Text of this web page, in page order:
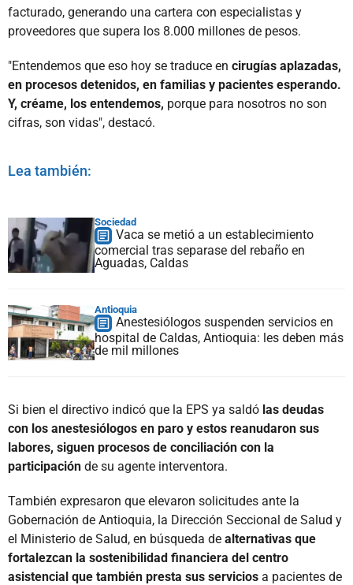
facturado, generando una cartera con especialistas y
proveedores que supera los 8.000 millones de pesos.
"Entendemos que eso hoy se traduce en cirugías aplazadas,
en procesos detenidos, en familias y pacientes esperando.
Y, créame, los entendemos, porque para nosotros no son
cifras, son vidas", destacó.
Lea también:
Sociedad
Vaca se metió a un establecimiento
comercial tras separase del rebaño en
Aguadas, Caldas
Antioquia
Anestesiólogos suspenden servicios en
hospital de Caldas, Antioquia: les deben más
de mil millones
Si bien el directivo indicó que la EPS ya saldó las deudas
con los anestesiólogos en paro y estos reanudaron sus
labores, siguen procesos de conciliación con la
participación de su agente interventora.
También expresaron que elevaron solicitudes ante la
Gobernación de Antioquia, la Dirección Seccional de Salud y
el Ministerio de Salud, en búsqueda de alternativas que
fortalezcan la sostenibilidad financiera del centro
asistencial que también presta sus servicios a pacientes de